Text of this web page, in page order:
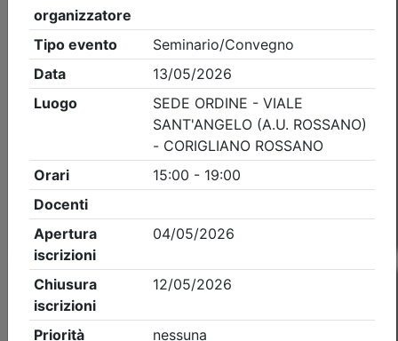
- Tipo Ordine/collegio:Dott. Comm. E.C.
Castrovillari- Eventi in programma dal9/8/2026
Precedente 1 Successiva
Nessun risultato per i parametri inseriti
Esito della ricerca eventi formativi